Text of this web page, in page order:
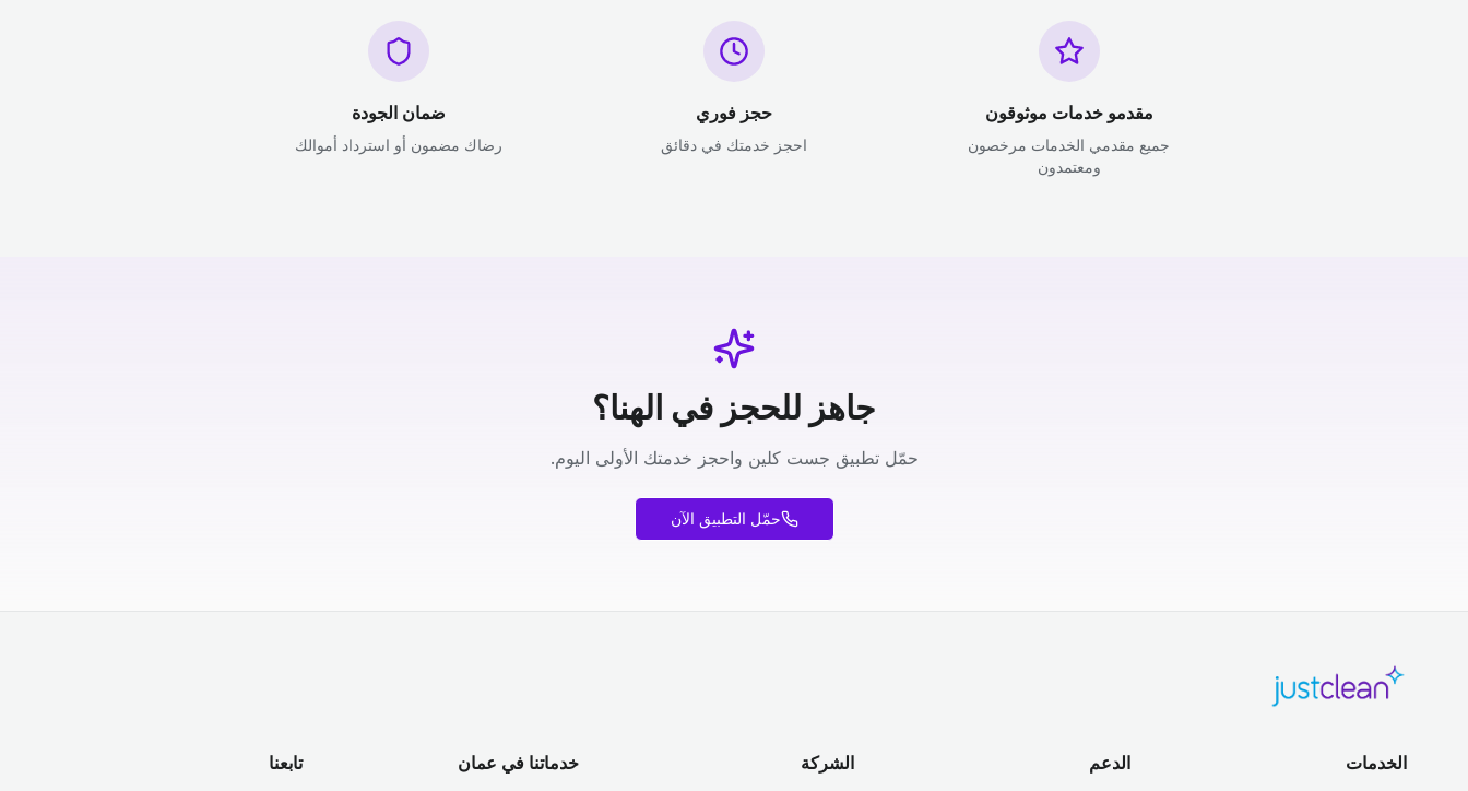
مقدمو خدمات موثوقون
جميع مقدمي الخدمات مرخصون
ومعتمدون
حجز فوري
احجز خدمتك في دقائق
ضمان الجودة
رضاك مضمون أو استرداد أموالك
جاهز للحجز في الهنا؟
حمّل تطبيق جست كلين واحجز خدمتك الأولى اليوم.
حمّل التطبيق الآن
الخدمات الدعم الشركة خدماتنا في عمان تابعنا